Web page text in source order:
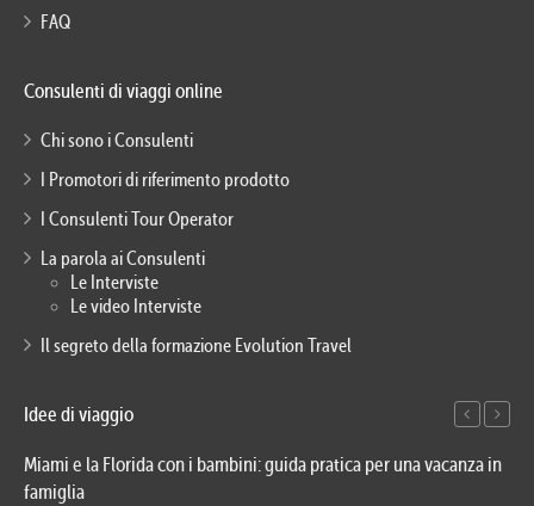
FAQ
Consulenti di viaggi online
Chi sono i Consulenti
I Promotori di riferimento prodotto
I Consulenti Tour Operator
La parola ai Consulenti
Le Interviste
Le video Interviste
Il segreto della formazione Evolution Travel
Idee di viaggio
Miami e la Florida con i bambini: guida pratica per una vacanza in
famiglia